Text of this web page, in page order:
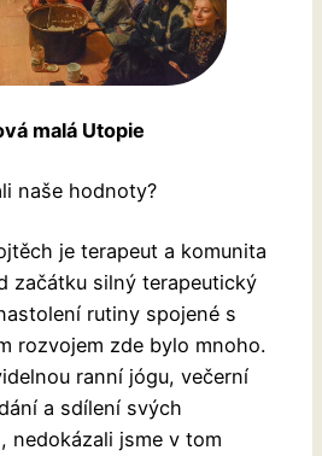
malá Utopie
naše hodnoty?
je terapeut a komunita
začátku silný terapeutický
rutiny spojené s
rozvojem zde bylo mnoho.
ranní jógu, večerní
a sdílení svých
nedokázali jsme v tom